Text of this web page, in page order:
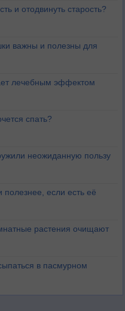
и отодвинуть старость?
важны и полезны для
лечебным эффектом
спать?
неожиданную пользу
полезнее, если есть её
растения очищают
в пасмурном